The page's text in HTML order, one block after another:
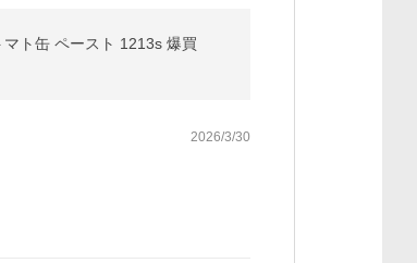
ト缶 ペースト 1213s 爆買
2026/3/30